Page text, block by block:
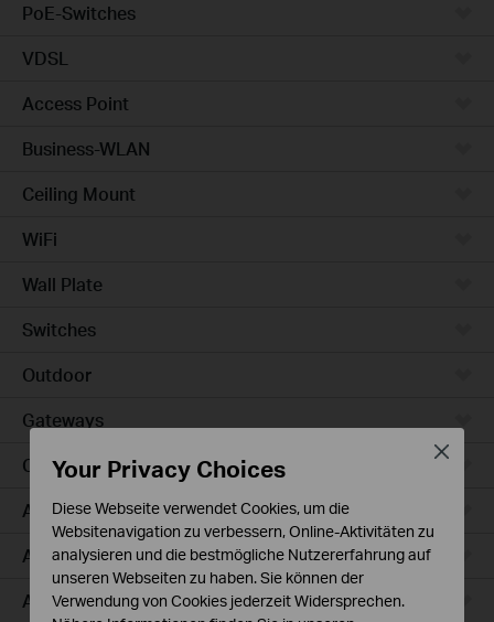
PoE-Switches
VDSL
Access Point
Business-WLAN
Ceiling Mount
WiFi
Wall Plate
Switches
Outdoor
Gateways
Campus
Access Max
Aggregation
Access Plus
Your Privacy Choices
Diese Webseite verwendet Cookies, um die
Websitenavigation zu verbessern, Online-Aktivitäten zu
analysieren und die bestmögliche Nutzererfahrung auf
unseren Webseiten zu haben. Sie können der
Verwendung von Cookies jederzeit Widersprechen.
Close